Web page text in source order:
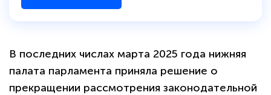
В последних числах марта 2025 года нижняя
палата парламента приняла решение о
прекращении рассмотрения законодательной